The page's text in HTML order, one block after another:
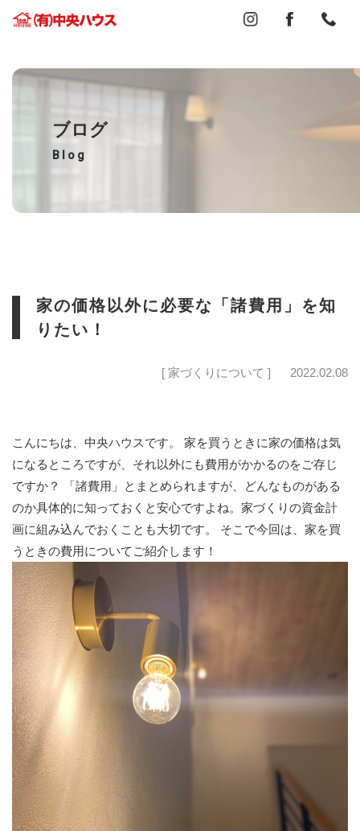
ブログ
Blog
家の価格以外に必要な「諸費用」を知
りたい！
[ 家づくりについて ] 2022.02.08
こんにちは、中央ハウスです。 家を買うときに家の価格は気
になるところですが、それ以外にも費用がかかるのをご存じ
ですか？ 「諸費用」とまとめられますが、どんなものがある
のか具体的に知っておくと安心ですよね。家づくりの資金計
画に組み込んでおくことも大切です。 そこで今回は、家を買
うときの費用についてご紹介します！